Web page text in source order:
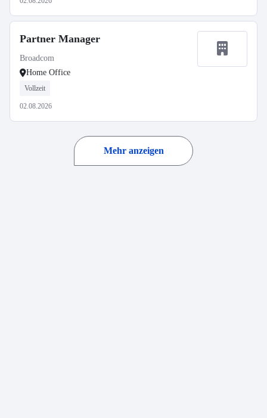
Partner Manager
Broadcom
Home Office
Vollzeit
02.08.2026
Mehr anzeigen